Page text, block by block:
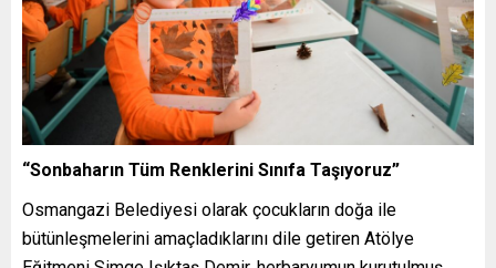
“Sonbaharın Tüm Renklerini Sınıfa Taşıyoruz”
Osmangazi Belediyesi olarak çocukların doğa ile
bütünleşmelerini amaçladıklarını dile getiren Atölye